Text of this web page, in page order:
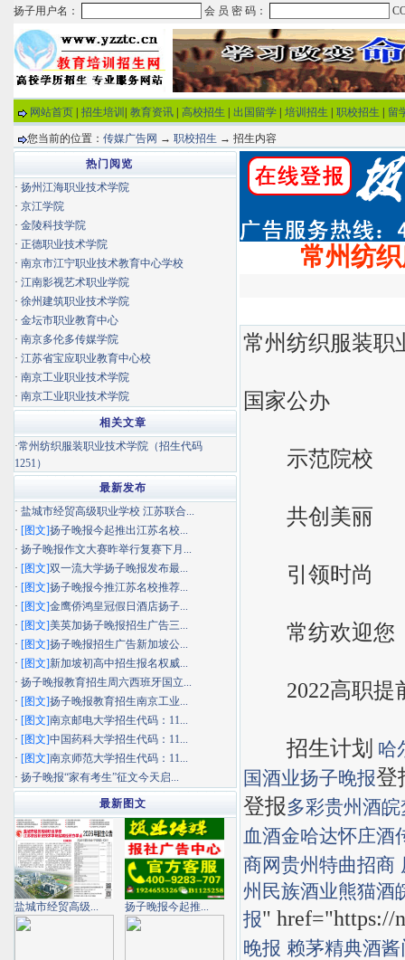
网站首页 招生培训 教育资讯 高校招生 出国留学 培训招生 职校招生 留
您当前的位置： 传媒广告网 → 职校招生 → 招生内容
常州纺
常州纺织服装职
国家公办
示范院校
共创美丽
引领时尚
常纺欢迎您
2022高职提
招生计划 哈
国酒业扬子晚报登
登报多彩贵州酒皖
血酒金哈达怀庄酒
商网贵州特曲招商
州民族酒业熊猫酒
报" href="https://
晚报 赖茅精典酒酱
热门阅览
· 扬州江海职业技术学院
· 京江学院
· 金陵科技学院
· 正德职业技术学院
· 南京市江宁职业技术教育中心学校
· 江南影视艺术职业学院
· 徐州建筑职业技术学院
· 金坛市职业教育中心
· 南京多伦多传媒学院
· 江苏省宝应职业教育中心校
· 南京工业职业技术学院
· 南京工业职业技术学院
相关文章
·常州纺织服装职业技术学院（招生代码
1251）
最新发布
· 盐城市经贸高级职业学校 江苏联合...
· [图文]扬子晚报今起推出江苏名校...
· 扬子晚报作文大赛昨举行复赛下月...
· [图文]双一流大学扬子晚报发布最...
· [图文]扬子晚报今推江苏名校推荐...
· [图文]金鹰侨鸿皇冠假日酒店扬子...
· [图文]美英加扬子晚报招生广告三...
· [图文]扬子晚报招生广告新加坡公...
· [图文]新加坡初高中招生报名权威...
· 扬子晚报教育招生周六西班牙国立...
· [图文]扬子晚报教育招生南京工业...
· [图文]南京邮电大学招生代码：11...
· [图文]中国药科大学招生代码：11...
· [图文]南京师范大学招生代码：11...
· 扬子晚报“家有考生”征文今天启...
最新图文
盐城市经贸高级... 扬子晚报今起推...